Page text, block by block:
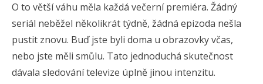
O to větší váhu měla každá večerní premiéra. Žádný
seriál neběžel několikrát týdně, žádná epizoda nešla
pustit znovu. Buď jste byli doma u obrazovky včas,
nebo jste měli smůlu. Tato jednoduchá skutečnost
dávala sledování televize úplně jinou intenzitu.